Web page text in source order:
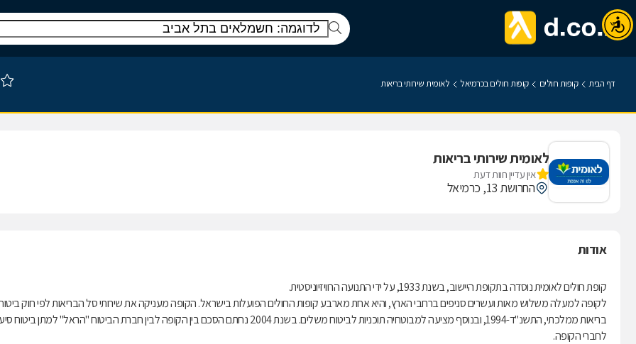
דף הבית קופות חולים קופות חולים בכרמיאל לאומית שירותי בריאות
לאומית שירותי בריאות
אין עדיין חוות דעת
החרושת 13, כרמיאל
אודות
קופת חולים לאומית נוסדה בתקופת היישוב, בשנת 1933, על ידי התנועה הרוויזיוניסטית.
לקופה למעלה משלוש מאות ועשרים סניפים ברחבי הארץ, והיא אחת מארבע קופות החולים הפועלות בישראל. הקופה מעניקה את שירותי סל הבריאות לפי חוק
בריאות ממלכתי, התשנ"ד-1994, ובנוסף מציעה למבוטחיה תוכניות לביטוח משלים. בשנת 2004 נחתם הסכם בין הקופה לבין חברת הביטוח "הראל" למתן ביטוח
לחברי הקופה.